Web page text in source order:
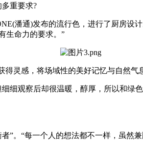
重要求?
潘通)发布的流行色，进行了厨房设
生命力的要求。”
灵感，将场域性的美好记忆与自然气
细观察后却很温暖，醇厚，所以和
”。“每一个人的想法都不一样，虽然